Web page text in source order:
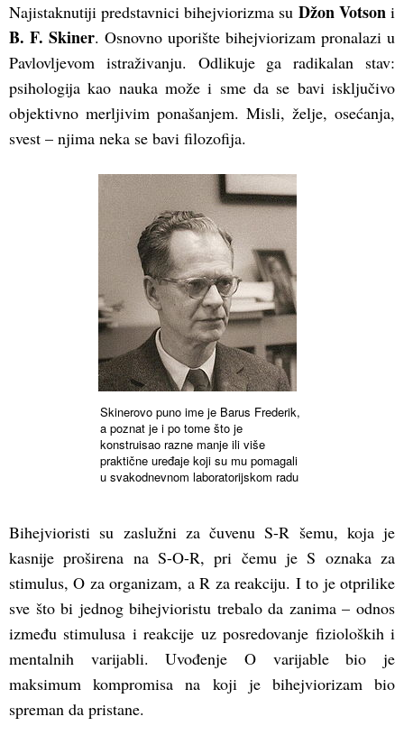
Najistaknutiji predstavnici bihejviorizma su Džon Votson i
B. F. Skiner. Osnovno uporište bihejviorizam pronalazi u
Pavlovljevom istraživanju. Odlikuje ga radikalan stav:
psihologija kao nauka može i sme da se bavi isključivo
objektivno merljivim ponašanjem. Misli, želje, osećanja,
svest – njima neka se bavi filozofija.
Skinerovo puno ime je Barus Frederik,
a poznat je i po tome što je
konstruisao razne manje ili više
praktične uređaje koji su mu pomagali
u svakodnevnom laboratorijskom radu
Bihejvioristi su zaslužni za čuvenu S-R šemu, koja je
kasnije proširena na S-O-R, pri čemu je S oznaka za
stimulus, O za organizam, a R za reakciju. I to je otprilike
sve što bi jednog bihejvioristu trebalo da zanima – odnos
između stimulusa i reakcije uz posredovanje fizioloških i
mentalnih varijabli. Uvođenje O varijable bio je
maksimum kompromisa na koji je bihejviorizam bio
spreman da pristane.